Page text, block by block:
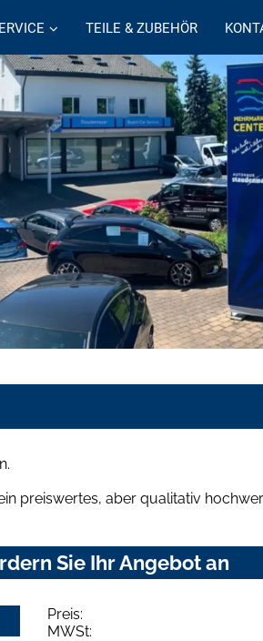
TEILE & ZUBEHÖR
preiswertes, aber qualitativ
Sie Ihr Angebot an
Preis:
MWSt: